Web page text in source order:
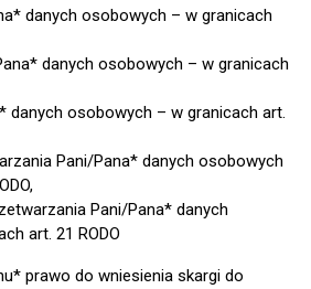
danych osobowych – w granicach
danych osobowych – w granicach
danych osobowych – w granicach art.
Pani/Pana* danych osobowych
Pani/Pana* danych
art. 21 RODO
prawo do wniesienia skargi do